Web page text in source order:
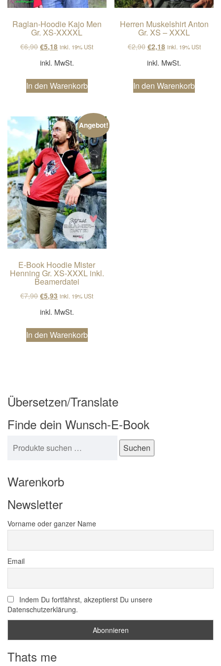
Raglan-Hoodie Kajo Men
Gr. XS-XXXXL
€6,90Ursprünglicher Preis war: €6,90
€5,18 Aktueller Preis ist: €5,18.
inkl. 19% USt
inkl. MwSt.
In den Warenkorb
Herren Muskelshirt Anton
Gr. XS – XXXL
€2,90 Ursprünglicher Preis
€2,18Aktueller Preis
inkl. 19% USt
inkl. MwSt.
In den Warenkorb
Angebot!
E-Book Hoodie Mister
Henning Gr. XS-XXXL inkl.
Beamerdatei
€7,90Ursprünglicher Preis war: €7,90
€5,93 Aktueller Preis ist: €5,93.
inkl. 19% USt
inkl. MwSt.
In den Warenkorb
Übersetzen/Translate
Finde dein Wunsch-E-Book
Suchen
Warenkorb
Newsletter
Vorname oder ganzer Name
Email
Indem Du fortfährst, akzeptierst Du unsere
Datenschutzerklärung.
Thats me